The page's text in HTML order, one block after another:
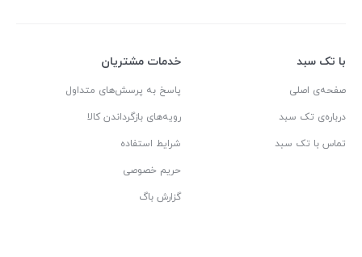
با تک سبد
صفحه‌ی اصلی
درباره‌ی تک سبد
تماس با تک سبد
خدمات مشتریان
پاسخ به پرسش‌های متداول
رویه‌های بازگرداندن کالا
شرایط استفاده
حریم خصوصی
گزارش باگ